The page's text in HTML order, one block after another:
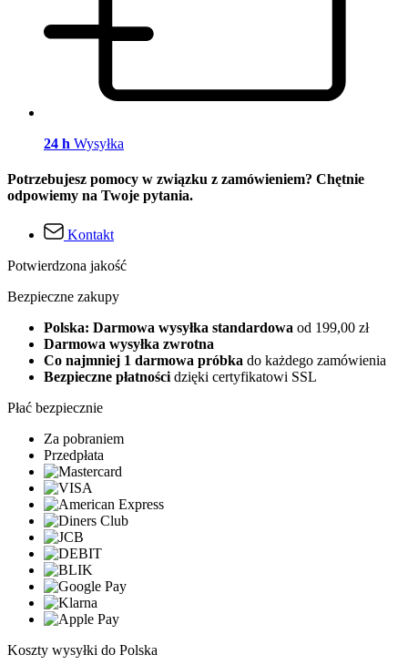
24 h Wysyłka
Potrzebujesz pomocy w związku z zamówieniem? Chętnie
odpowiemy na Twoje pytania.
Kontakt
Potwierdzona jakość
Bezpieczne zakupy
Polska: Darmowa wysyłka standardowa od 199,00 zł
Darmowa wysyłka zwrotna
Co najmniej 1 darmowa próbka do każdego zamówienia
Bezpieczne płatności dzięki certyfikatowi SSL
Płać bezpiecznie
Za pobraniem
Przedpłata
Koszty wysyłki do Polska